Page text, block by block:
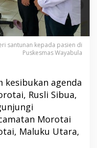
santunan kepada pasien di
Puskesmas Wayabula
kesibukan agenda
Rusli Sibua,
Morotai
Maluku Utara,